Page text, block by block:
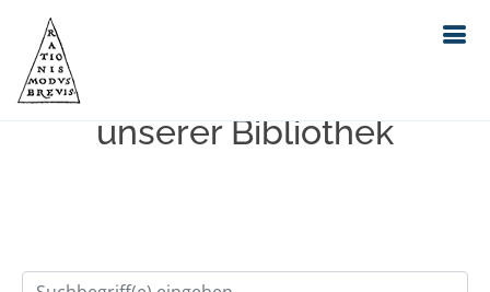
Einfache Suche im Bestand
unserer Bibliothek